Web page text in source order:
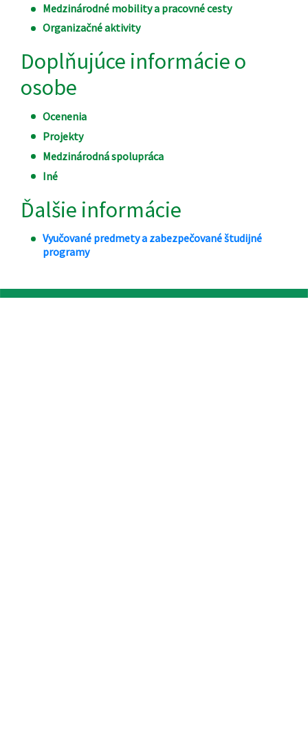
Medzinárodné mobility a pracovné cesty
Organizačné aktivity
Doplňujúce informácie o
osobe
Ocenenia
Projekty
Medzinárodná spolupráca
Iné
Ďalšie informácie
Vyučované predmety a zabezpečované študijné
programy